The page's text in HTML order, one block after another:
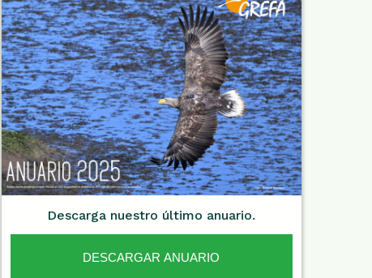
Descarga nuestro último anuario.
DESCARGAR ANUARIO